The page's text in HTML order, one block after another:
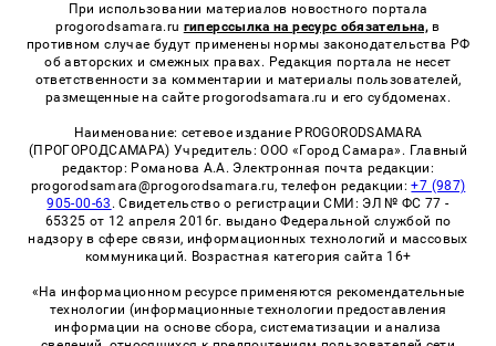
При использовании материалов новостного портала
progorodsamara.ru гиперссылка на ресурс обязательна, в
противном случае будут применены нормы законодательства РФ
об авторских и смежных правах. Редакция портала не несет
ответственности за комментарии и материалы пользователей,
размещенные на сайте progorodsamara.ru и его субдоменах.
Наименование: сетевое издание PROGORODSAMARA
(ПРОГОРОДСАМАРА) Учредитель: ООО «Город Самара». Главный
редактор: Романова А.А. Электронная почта редакции:
progorodsamara@progorodsamara.ru, телефон редакции:+7 (987)
905-00-63 . Свидетельство о регистрации СМИ: ЭЛ № ФС 77 -
65325 от 12 апреля 2016г. выдано Федеральной службой по
надзору в сфере связи, информационных технологий и массовых
коммуникаций. Возрастная категория сайта 16+
«На информационном ресурсе применяются рекомендательные
технологии (информационные технологии предоставления
информации на основе сбора, систематизации и анализа